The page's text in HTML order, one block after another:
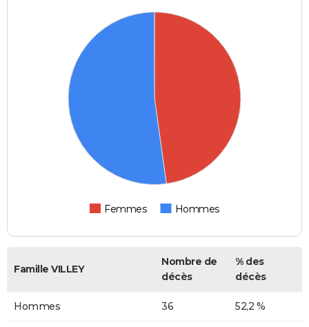
Femmes Hommes
Famille VILLEY
Nombre de
décès
% des
décès
Hommes 36 52,2 %